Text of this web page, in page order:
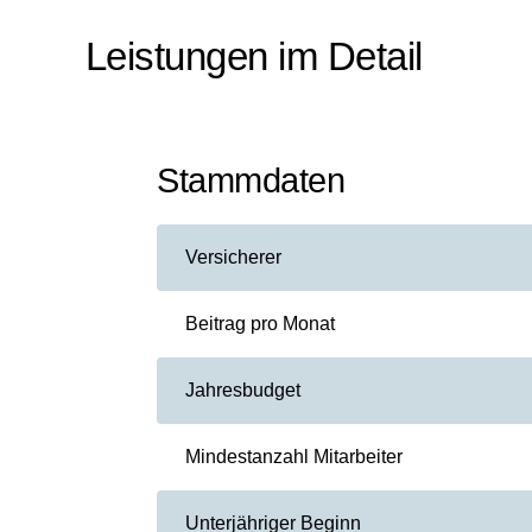
Leistungen im Detail
Stammdaten
Versicherer
Beitrag pro Monat
Jahresbudget
Mindestanzahl Mitarbeiter
Unterjähriger Beginn